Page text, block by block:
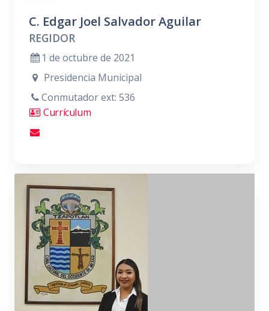
C. Edgar Joel Salvador Aguilar
REGIDOR
1 de octubre de 2021
Presidencia Municipal
Conmutador ext: 536
Currículum